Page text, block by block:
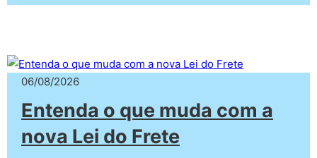
06/08/2026
Entenda o que muda com a
nova Lei do Frete